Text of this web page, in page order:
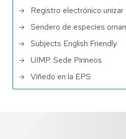
Registro electrónico unizar
Sendero de especies
Subjects English Friendly
UIMP. Sede Pirineos
Viñedo en la EPS